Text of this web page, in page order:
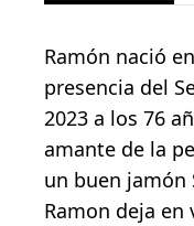
Ramón nació
presencia del
2023 a los 76
amante de la
un buen jamón
Ramon deja en